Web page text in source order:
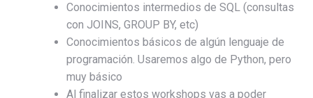
Conocimientos intermedios de SQL (consultas
con JOINS, GROUP BY, etc)
Conocimientos básicos de algún lenguaje de
programación. Usaremos algo de Python, pero
muy básico
Al finalizar estos workshops vas a poder